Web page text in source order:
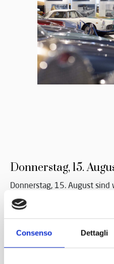
Consenso Dettagli
Donnerstag, 15.
Donnerstag, 15. August